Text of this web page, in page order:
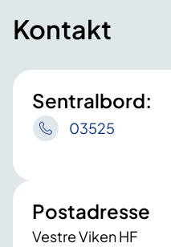
Kontakt
Sentralbord:
03525
Postadresse
Vestre Viken HF